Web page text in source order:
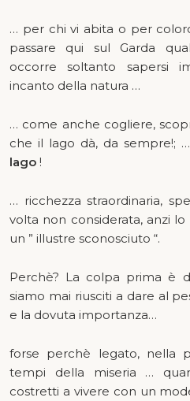
… per chi vi abita o per
passare qui sul Garda
occorre soltanto sapersi
incanto della natura …
… come anche cogliere,
che il lago dà, da sempre!;
lago !
… ricchezza straordinaria,
volta non considerata, anzi
un ” illustre sconosciuto “.
Perchè? La colpa prima è
siamo mai riusciti a dare al
e la dovuta importanza…
forse perchè legato, nella
tempi della miseria …
costretti a vivere con un